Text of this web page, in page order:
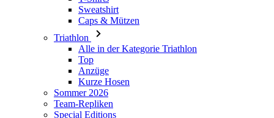
Top
Anzüge
Kurze Hosen
Sommer 2026
Team-Repliken
Special Editions
Ausverkauf
Geschenkgutscheine
Damen
Alle in der Kategorie Damen